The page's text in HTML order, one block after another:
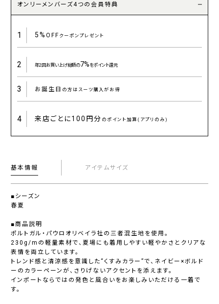
オンリーメンバーズ4つの会員特典
1 5%OFFクーポンプレゼント
2 年2回お買い上げ総額の7%をポイント還元
3 お誕生日 の方はスーツ購入がお得
4 来店ごとに100円分 のポイント加算(アプリのみ)
基本情報 アイテムサイズ
■シーズン
春夏
■商品説明
ポルトガル・パウロオリベイラ社の三者混生地を使用。
230g/mの軽量素材で、夏場にも着用しやすい軽やかさとクリアな
表情を両立しています。
トレンド感と清涼感を意識した“くすみカラー”で、ネイビー×ボルド
ーのカラーペーンが、さりげないアクセントを添えます。
インポートならではの発色と風合いをお楽しみいただける一着で
す。